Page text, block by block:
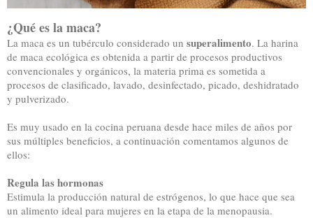
¿Qué es la maca?
La maca es un tubérculo considerado un superalimento. La harina
de maca ecológica es obtenida a partir de procesos productivos
convencionales y orgánicos, la materia prima es sometida a
procesos de clasificado, lavado, desinfectado, picado, deshidratado
y pulverizado.
Es muy usado en la cocina peruana desde hace miles de años por
sus múltiples beneficios, a continuación comentamos algunos de
ellos:
Regula las hormonas
Estimula la producción natural de estrógenos, lo que hace que sea
un alimento ideal para mujeres en la etapa de la menopausia.